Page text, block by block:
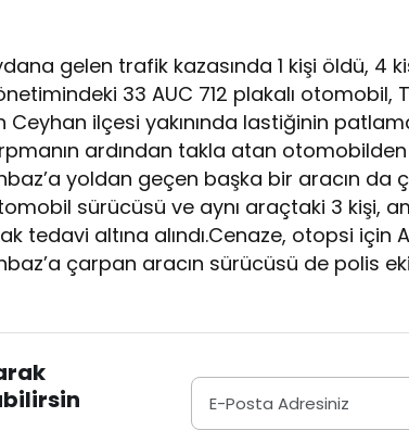
gelen trafik kazasında 1 kişi öldü, 4
33 AUC 712 plakalı
ilçesi yakınında lastiğinin
ardından takla atan
yoldan geçen başka bir aracın da
sürücüsü ve aynı araçtaki 3 kişi,
tedavi altına alındı.Cenaze, otopsi için
çarpan aracın sürücüsü de polis